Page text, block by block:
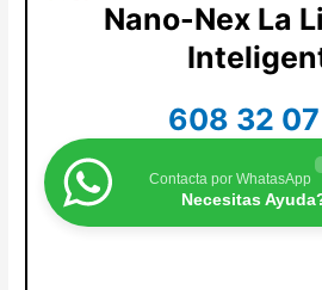
Nano-Nex La
608 32
Contacta por WhatasApp
Necesitas